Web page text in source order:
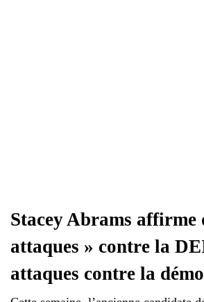
Stacey Abrams affirme
attaques » contre la
attaques contre la